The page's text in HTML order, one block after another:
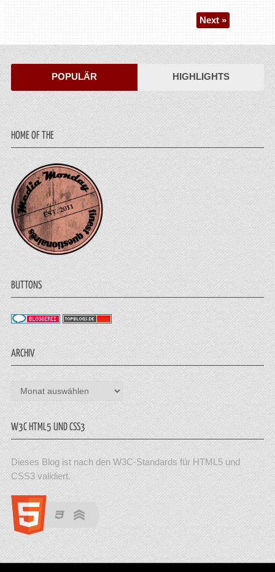
Next »
POPULÄR HIGHLIGHTS
HOME OF THE
BUTTONS
ARCHIV
Archiv
W3C HTML5 UND CSS3
Dieses Blog ist nach den W3C-Standards für HTML5 und
CSS3 validiert.